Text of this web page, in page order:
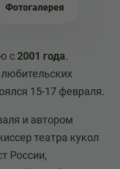
Фотогалерея
с2001 года.
любительских
15-17 февраля.
и автором
театра кукол
России,